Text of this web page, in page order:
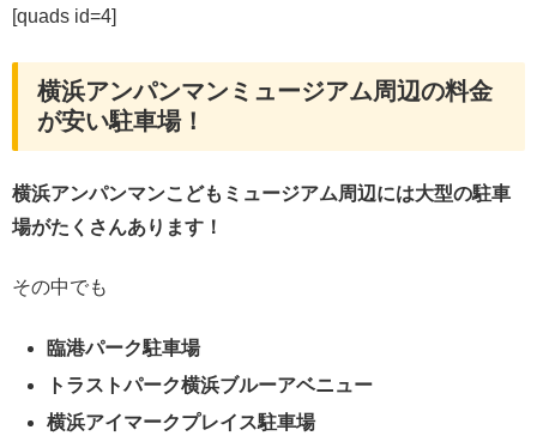
[quads id=4]
横浜アンパンマンミュージアム周辺の料金
が安い駐車場！
横浜アンパンマンこどもミュージアム周辺には大型の駐車
場がたくさんあります！
その中でも
臨港パーク駐車場
トラストパーク横浜ブルーアベニュー
横浜アイマークプレイス駐車場